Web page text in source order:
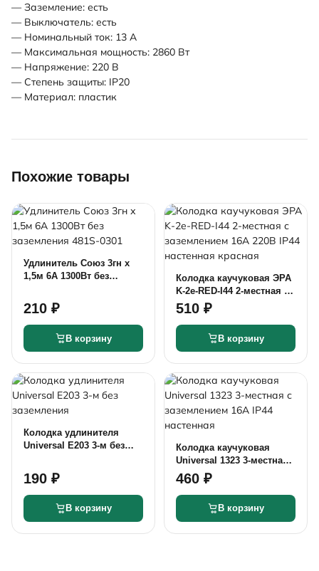
— Заземление: есть
— Выключатель: есть
— Номинальный ток: 13 А
— Максимальная мощность: 2860 Вт
— Напряжение: 220 В
— Степень защиты: IP20
— Материал: пластик
Похожие товары
Удлинитель Союз 3гн х
1,5м 6А 1300Вт без
210 ₽
В корзину
Колодка каучуковая ЭРА
K-2e-RED-I44 2-местная с
заземлением 16A 220В
IP44 настенная красная
510 ₽
В корзину
Колодка удлинителя
Universal E203 3-м без
190 ₽
В корзину
Колодка каучуковая
Universal 1323 3-местная
с заземлением 16A IP44
настенная
460 ₽
В корзину